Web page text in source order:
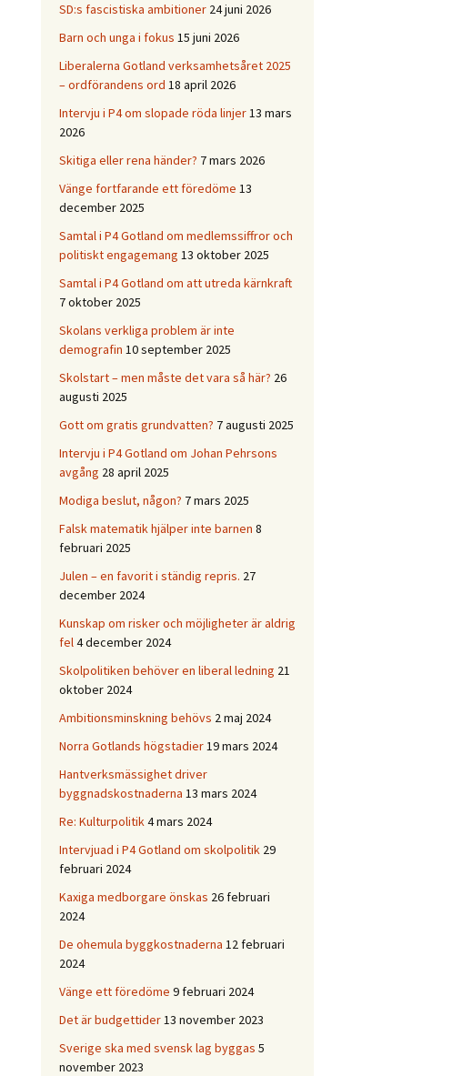
SD:s fascistiska ambitioner 24 juni 2026
Barn och unga i fokus 15 juni 2026
Liberalerna Gotland verksamhetsåret 2025
– ordförandens ord 18 april 2026
Intervju i P4 om slopade röda linjer13 mars
2026
Skitiga eller rena händer? 7 mars 2026
Vänge fortfarande ett föredöme 13
december 2025
Samtal i P4 Gotland om medlemssiffror och
politiskt engagemang 13 oktober 2025
Samtal i P4 Gotland om att utreda kärnkraft
7 oktober 2025
Skolans verkliga problem är inte
demografin 10 september 2025
Skolstart – men måste det vara så här? 26
augusti 2025
Gott om gratis grundvatten? 7 augusti 2025
Intervju i P4 Gotland om Johan Pehrsons
avgång 28 april 2025
Modiga beslut, någon? 7 mars 2025
Falsk matematik hjälper inte barnen 8
februari 2025
Julen – en favorit i ständig repris. 27
december 2024
Kunskap om risker och möjligheter är aldrig
fel4 december 2024
Skolpolitiken behöver en liberal ledning 21
oktober 2024
Ambitionsminskning behövs 2 maj 2024
Norra Gotlands högstadier19 mars 2024
Hantverksmässighet driver
byggnadskostnaderna 13 mars 2024
Re: Kulturpolitik4 mars 2024
Intervjuad i P4 Gotland om skolpolitik 29
februari 2024
Kaxiga medborgare önskas 26 februari
2024
De ohemula byggkostnaderna 12 februari
2024
Vänge ett föredöme 9 februari 2024
Det är budgettider13 november 2023
Sverige ska med svensk lag byggas 5
november 2023